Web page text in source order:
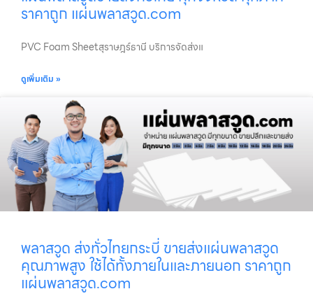
ราคาถูก แผ่นพลาสวูด.com
PVC Foam Sheetสุราษฎร์ธานี บริการจัดส่งแ
ดูเพิ่มเติม »
พลาสวูด ส่งทั่วไทยกระบี่ ขายส่งแผ่นพลาสวูด
คุณภาพสูง ใช้ได้ทั้งภายในและภายนอก ราคาถูก
แผ่นพลาสวูด.com